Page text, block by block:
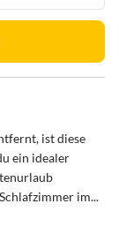
ist diese
ein idealer
im...